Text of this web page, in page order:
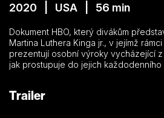
2020 | USA | 56 min
Dokument HBO, který divákům
Martina Luthera Kinga jr., v jejímž
prezentují osobní výroky vycházející
jak prostupuje do jejich každodenního
Trailer